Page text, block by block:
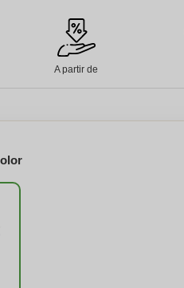
A partir de